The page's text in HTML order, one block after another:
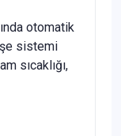
otomatik
sistemi
sıcaklığı,